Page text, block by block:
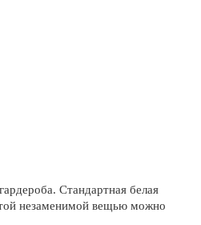
Стандартная белая
незаменимой вещью можно